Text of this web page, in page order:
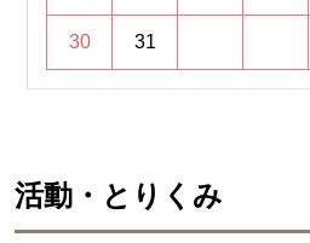
30 31
活動・とりくみ